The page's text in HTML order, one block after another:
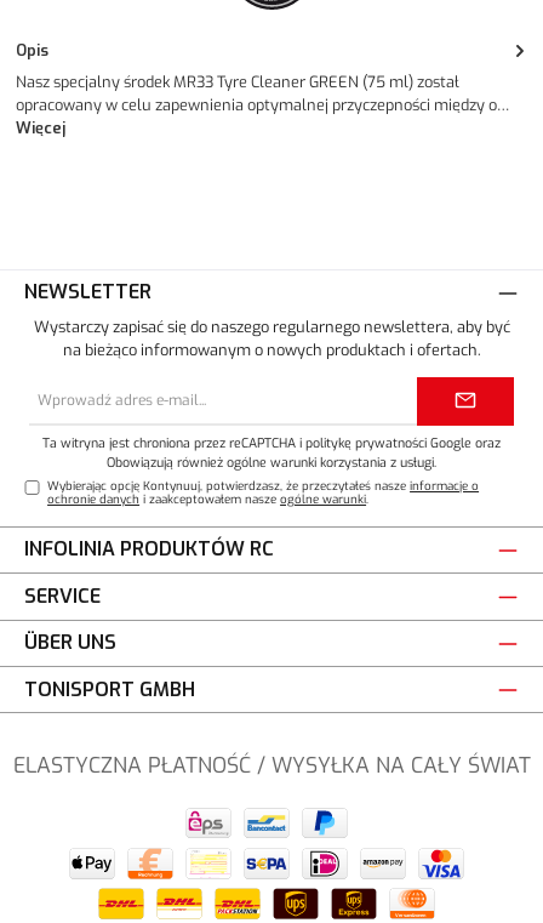
Opis
Nasz specjalny środek MR33 Tyre Cleaner GREEN (75 ml) został
opracowany w celu zapewnienia optymalnej przyczepności między o…
Więcej
NEWSLETTER
Wystarczy zapisać się do naszego regularnego newslettera, aby być
na bieżąco informowanym o nowych produktach i ofertach.
Ta witryna jest chroniona przez reCAPTCHA i politykę prywatności Google oraz
Obowiązują również ogólne warunki korzystania z usługi.
Wybierając opcję Kontynuuj, potwierdzasz, że przeczytałeś naszeinformacje o
ochronie danych i zaakceptowałem naszeogólne warunki.
INFOLINIA PRODUKTÓW RC
SERVICE
ÜBER UNS
TONISPORT GMBH
ELASTYCZNA PŁATNOŚĆ / WYSYŁKA NA CAŁY ŚWIAT